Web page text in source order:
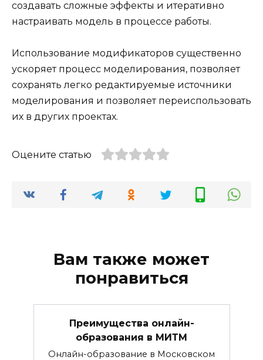
создавать сложные эффекты и итеративно
настраивать модель в процессе работы.
Использование модификаторов существенно
ускоряет процесс моделирования, позволяет
сохранять легко редактируемые источники
моделирования и позволяет переиспользовать
их в других проектах.
Оцените статью
Вам также может
понравиться
Преимущества онлайн-
образования в МИТМ
Онлайн-образование в Московском